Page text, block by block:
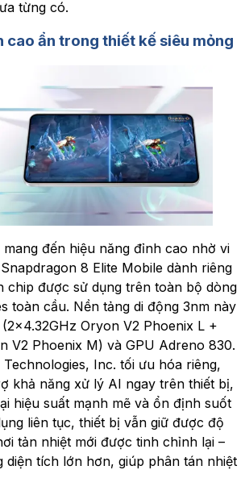
từng có.
cao ẩn trong thiết kế siêu mỏng
mang đến hiệu năng đỉnh cao nhờ vi
8 Elite Mobile dành riêng
chip được sử dụng trên toàn bộ dòng
toàn cầu. Nền tảng di động 3nm này
Oryon V2 Phoenix L +
V2 Phoenix M) và GPU Adreno 830.
Inc. tối ưu hóa riêng,
khả năng xử lý AI ngay trên thiết bị,
hiệu suất mạnh mẽ và ổn định suốt
liên tục, thiết bị vẫn giữ được độ
tản nhiệt mới được tinh chỉnh lại –
diện tích lớn hơn, giúp phân tán nhiệt